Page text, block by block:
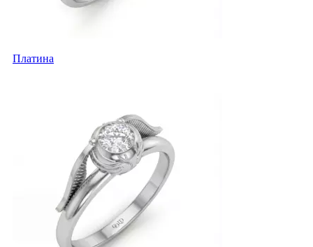
Платина